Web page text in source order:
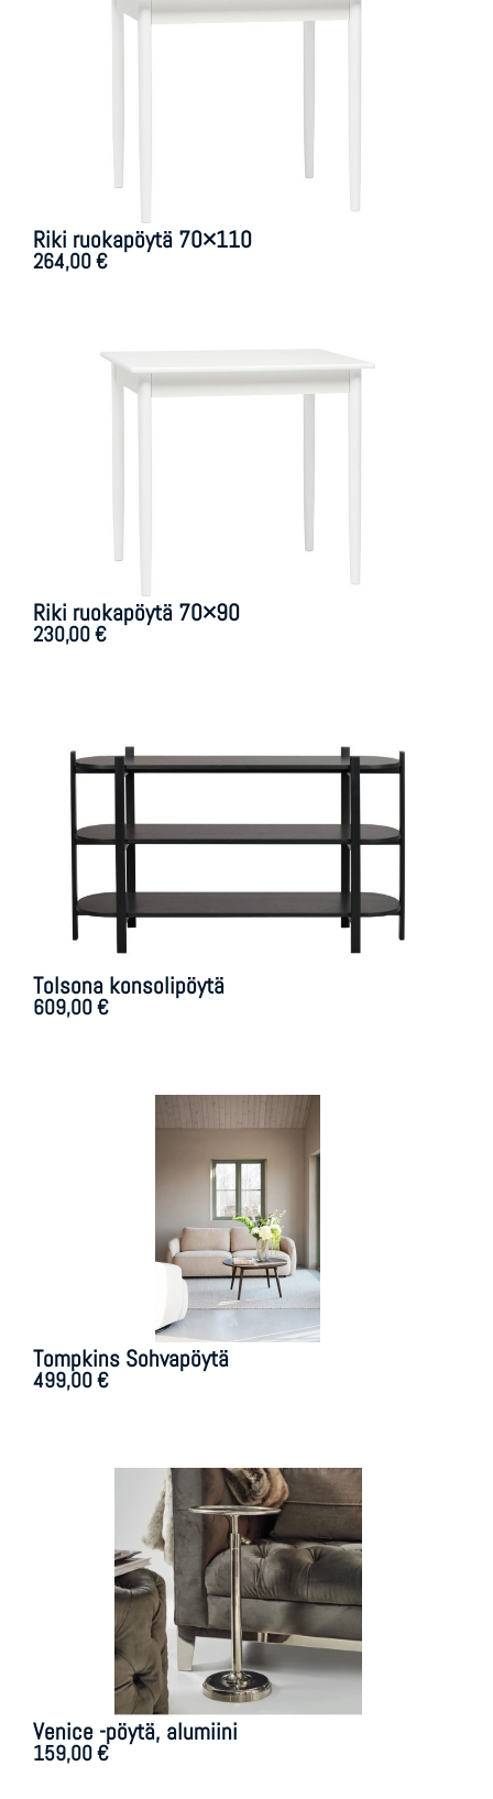
Riki ruokapöytä 70×110
264,00€
Riki ruokapöytä 70×90
230,00€
Tolsona konsolipöytä
609,00€
Tompkins Sohvapöytä
499,00€
Venice -pöytä, alumiini
159,00€